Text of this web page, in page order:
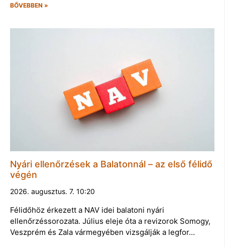
BŐVEBBEN »
Nyári ellenőrzések a Balatonnál – az első félidő
végén
2026. augusztus. 7. 10:20
Félidőhöz érkezett a NAV idei balatoni nyári
ellenőrzéssorozata. Július eleje óta a revizorok Somogy,
Veszprém és Zala vármegyében vizsgálják a legfor…